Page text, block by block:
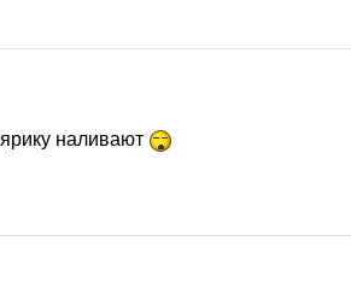
наливают